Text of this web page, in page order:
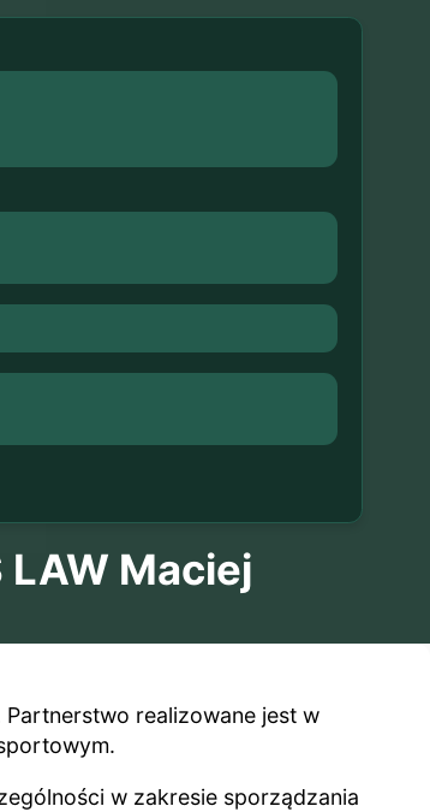
LAW Maciej
Partnerstwo realizowane jest w
w zakresie sporządzania